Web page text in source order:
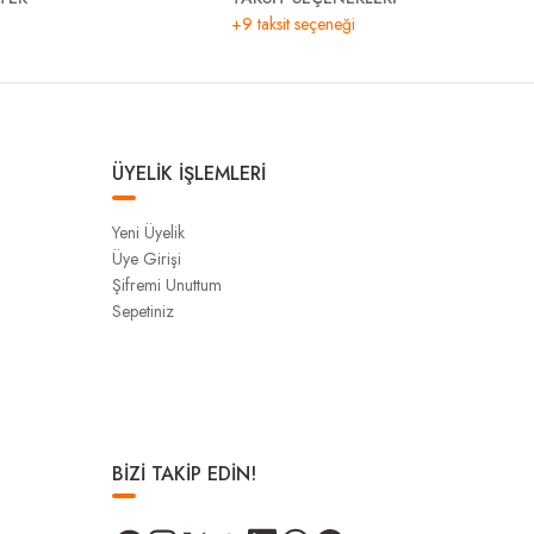
+9 taksit seçeneği
ÜYELİK İŞLEMLERİ
Yeni Üyelik
Üye Girişi
Şifremi Unuttum
Sepetiniz
BİZİ TAKİP EDİN!